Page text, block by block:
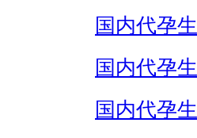
国内代孕
国内代孕
国内代孕